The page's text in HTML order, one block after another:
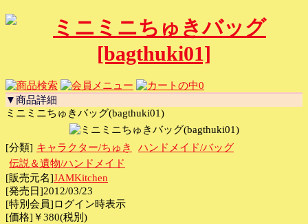
0
▼商品詳細
ミニミニちゅきバッグ(bagthuki01)
[分類] キャラクター/ちゅき
ハンドメイド/バッグ
伝説＆遺物/ハンドメイド
[販売元名]JAMKitchen
[発売日]2012/03/23
[特別会員]ログイン時表示
[価格]￥380(税別)